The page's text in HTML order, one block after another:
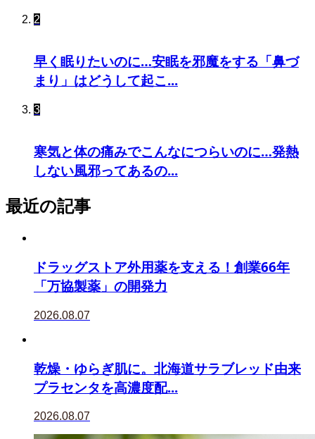
2
早く眠りたいのに…安眠を邪魔をする「鼻づ
まり」はどうして起こ...
3
寒気と体の痛みでこんなにつらいのに…発熱
しない風邪ってあるの...
最近の記事
ドラッグストア外用薬を支える！創業66年
「万協製薬」の開発力
2026.08.07
乾燥・ゆらぎ肌に。北海道サラブレッド由来
プラセンタを高濃度配...
2026.08.07